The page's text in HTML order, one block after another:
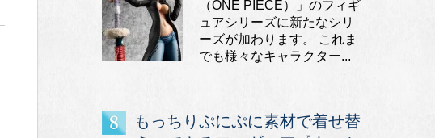
（ONE PIECE）」のフィギ
ュアシリーズに新たなシリ
ーズが加わります。 これま
でも様々なキャラクター...
もっちりぷにぷに素材で着せ替